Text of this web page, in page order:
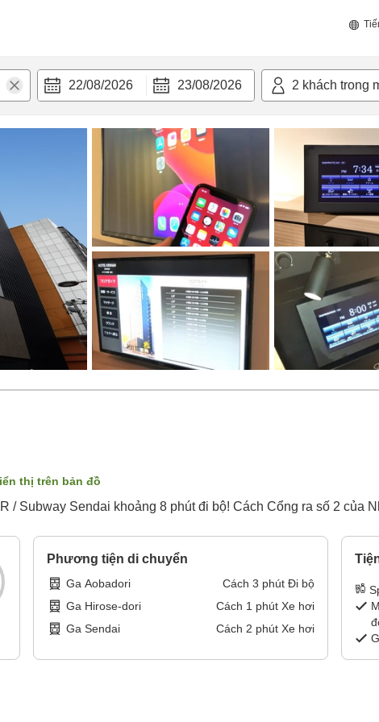
22/08/2026 23/08/2026 2 khách trong
nghi
thị trên bản đồ
/ Subway Sendai khoảng 8 phút đi bộ! Cách Cổng ra số 2 của
Phương tiện di chuyển
Ga Aobadori Cách 3 phút Đi bộ
Ga Hirose-dori
Cách 1 phút Xe hơi
Ga Sendai
Cách 2 phút Xe hơi